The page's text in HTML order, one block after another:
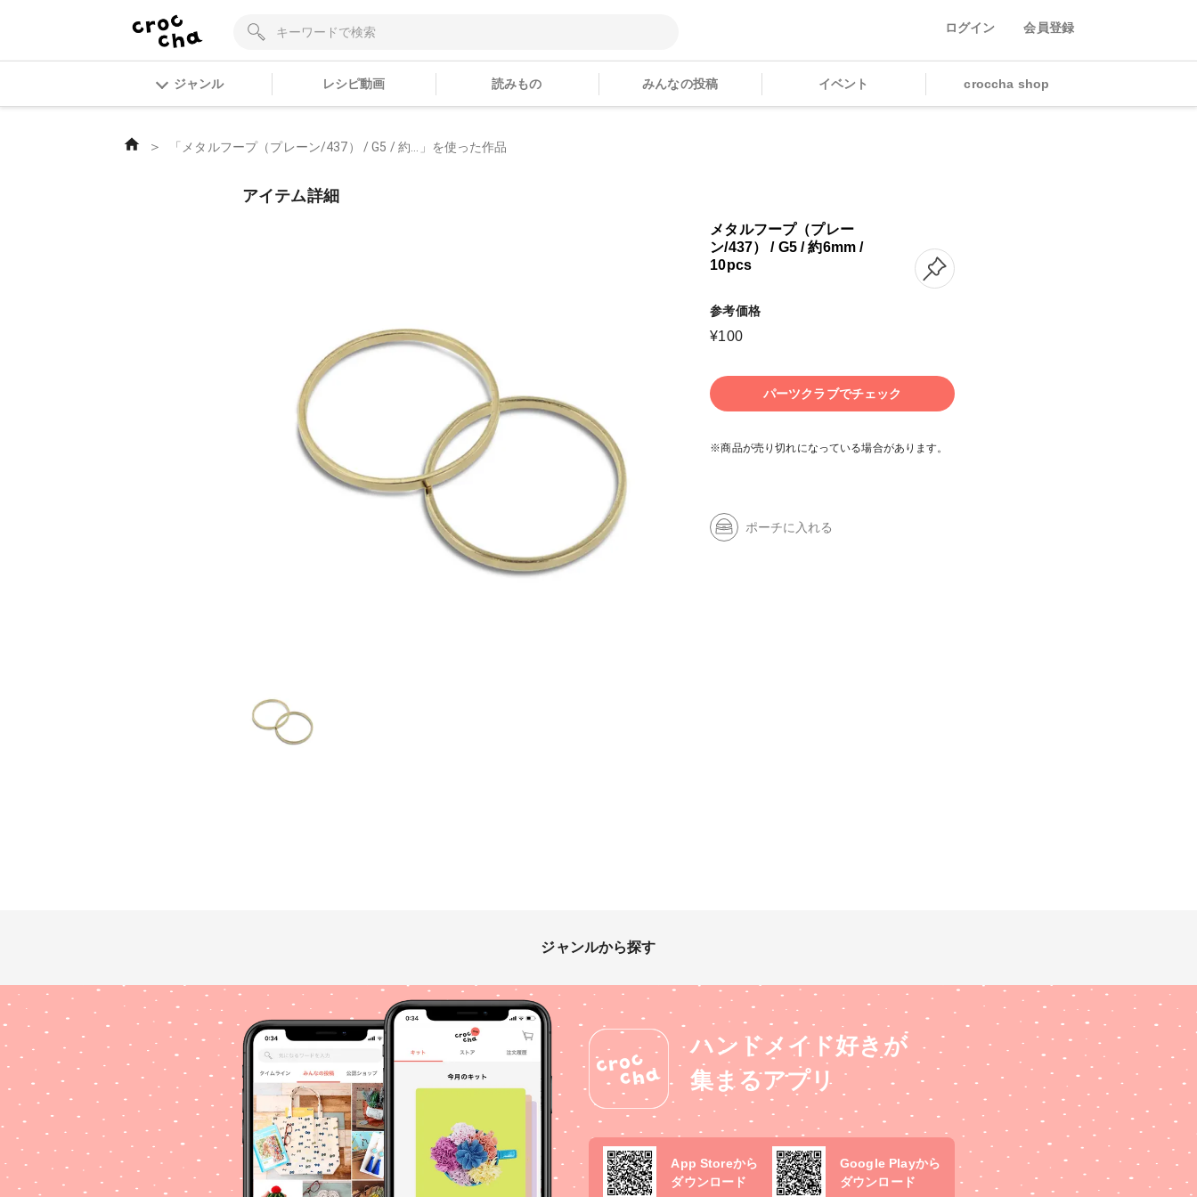
ログイン 会員登録
ジャンル レシピ動画 読みもの みんなの投稿 イベント croccha shop
＞ 「メタルフープ（プレーン/437） / G5 / 約...」を使った作品
アイテム詳細
メタルフープ（プレー
ン/437） / G5 / 約6mm /
10pcs
参考価格
¥100
パーツクラブでチェック
※商品が売り切れになっている場合があります。
ポーチに入れる
ジャンルから探す
ハンドメイド好きが
集まるアプリ
App Storeから
ダウンロード
Google Playから
ダウンロード